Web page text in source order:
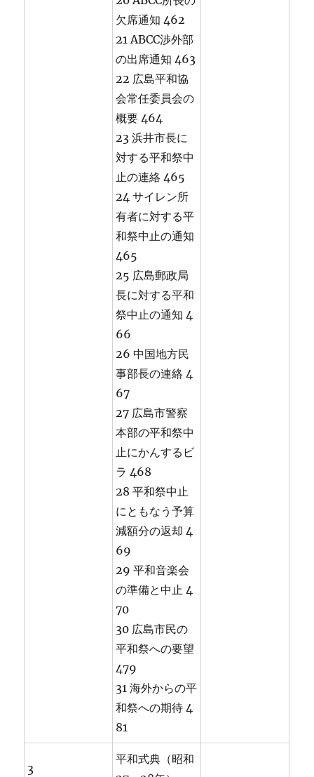
欠席通知 462
21 ABCC渉外部
の出席通知 463
22 広島平和協
会常任委員会の
概要 464
23 浜井市長に
対する平和祭中
止の連絡 465
24 サイレン所
有者に対する平
和祭中止の通知
465
25 広島郵政局
長に対する平和
祭中止の通知 4
66
26 中国地方民
事部長の連絡 4
67
27 広島市警察
本部の平和祭中
止にかんするビ
ラ 468
28 平和祭中止
にともなう予算
減額分の返却 4
69
29 平和音楽会
の準備と中止 4
70
30 広島市民の
平和祭への要望
479
31 海外からの平
和祭への期待 4
81
3
平和式典（昭和